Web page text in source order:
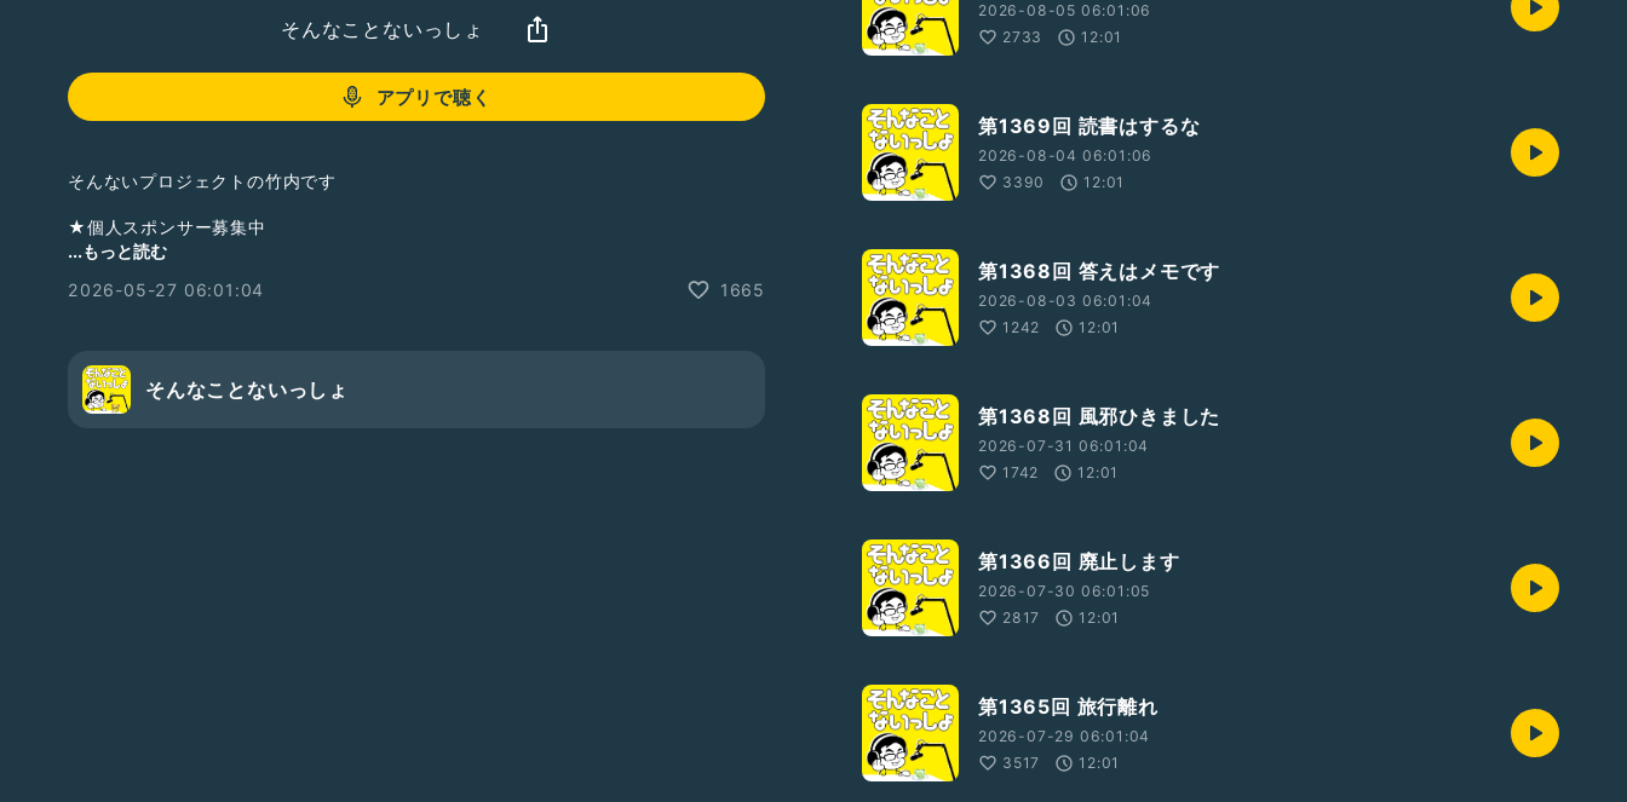
そんなことないっしょ
アプリで聴く
そんないプロジェクトの竹内です
★個人スポンサー募集中
この番組では、提供希望券をお送り頂きました方のお名前を紹介させて頂いています
掲載記事
・週間ダイヤモンド
・週間プレイボーイ
...もっと読む
2026-05-27 06:01:04
1665
そんなことないっしょ
2026-08-05 06:01:06
2733
12:01
第1369回 読書はするな
2026-08-04 06:01:06
3390
12:01
第1368回 答えはメモです
2026-08-03 06:01:04
1242
12:01
第1368回 風邪ひきました
2026-07-31 06:01:04
1742
12:01
第1366回 廃止します
2026-07-30 06:01:05
2817
12:01
第1365回 旅行離れ
2026-07-29 06:01:04
3517
12:01